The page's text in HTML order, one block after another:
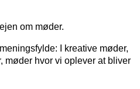
om møder.
I kreative møder,
møder hvor vi oplever at bliver